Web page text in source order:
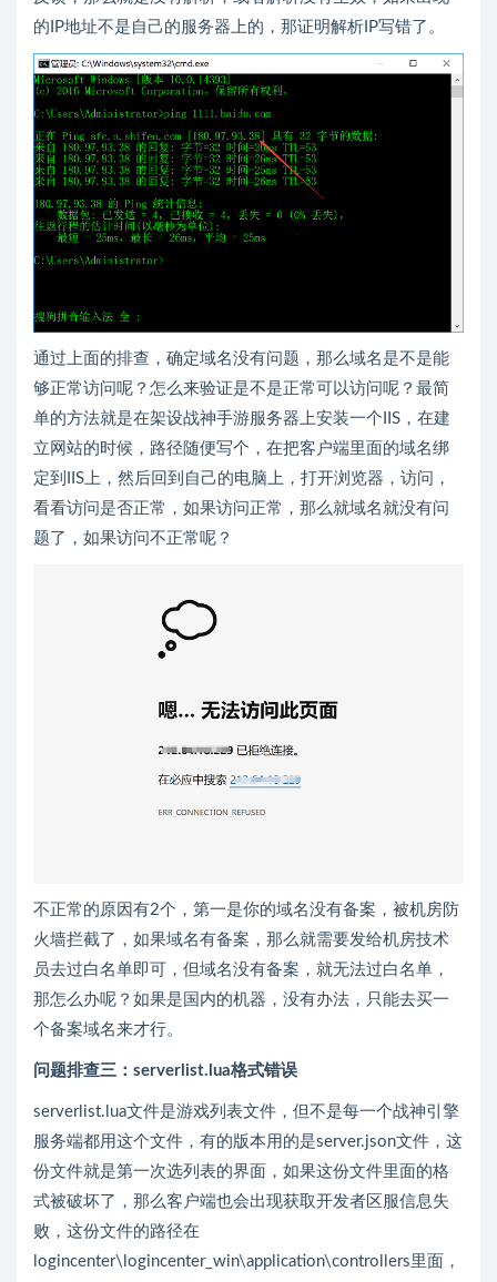
的IP地址不是自己的服务器上的，那证明解析IP写错了。
通过上面的排查，确定域名没有问题，那么域名是不是能
够正常访问呢？怎么来验证是不是正常可以访问呢？最简
单的方法就是在架设战神手游服务器上安装一个IIS，在建
立网站的时候，路径随便写个，在把客户端里面的域名绑
定到IIS上，然后回到自己的电脑上，打开浏览器，访问，
看看访问是否正常，如果访问正常，那么就域名就没有问
题了，如果访问不正常呢？
不正常的原因有2个，第一是你的域名没有备案，被机房防
火墙拦截了，如果域名有备案，那么就需要发给机房技术
员去过白名单即可，但域名没有备案，就无法过白名单，
那怎么办呢？如果是国内的机器，没有办法，只能去买一
个备案域名来才行。
问题排查三：serverlist.lua格式错误
serverlist.lua文件是游戏列表文件，但不是每一个战神引擎
服务端都用这个文件，有的版本用的是server.json文件，这
份文件就是第一次选列表的界面，如果这份文件里面的格
式被破坏了，那么客户端也会出现获取开发者区服信息失
败，这份文件的路径在
logincenter\logincenter_win\application\controllers里面，